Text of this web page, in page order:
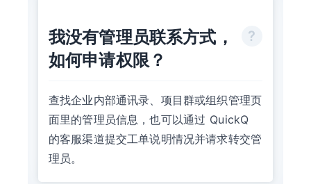
我没有管理员联系方式，
如何申请权限？
查找企业内部通讯录、项目群或组织管理页
面里的管理员信息，也可以通过 QuickQ
的客服渠道提交工单说明情况并请求转交管
理员。